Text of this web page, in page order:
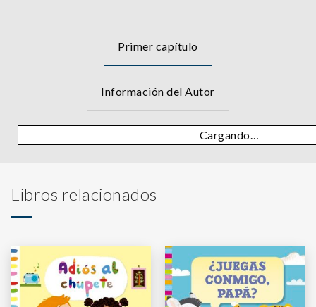
Primer capítulo
Información del Autor
Cargando…
Libros relacionados